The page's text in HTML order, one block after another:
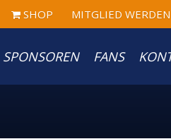
SHOP MITGLIED WERDEN
SPONSOREN FANS